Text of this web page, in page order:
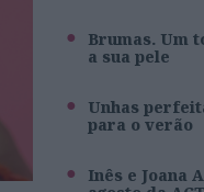
Brumas. Um
a sua pele
Unhas
para o verão
Inês e Joana